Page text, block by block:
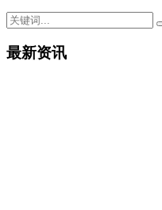
最新资讯